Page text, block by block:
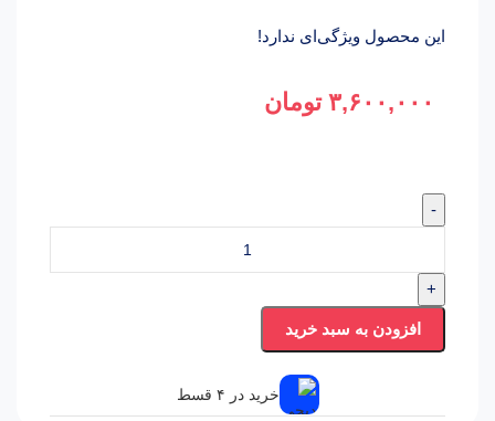
این محصول ویژگی‌ای ندارد!
۳,۶۰۰,۰۰۰ تومان
-
+
افزودن به سبد خرید
خرید در ۴ قسط